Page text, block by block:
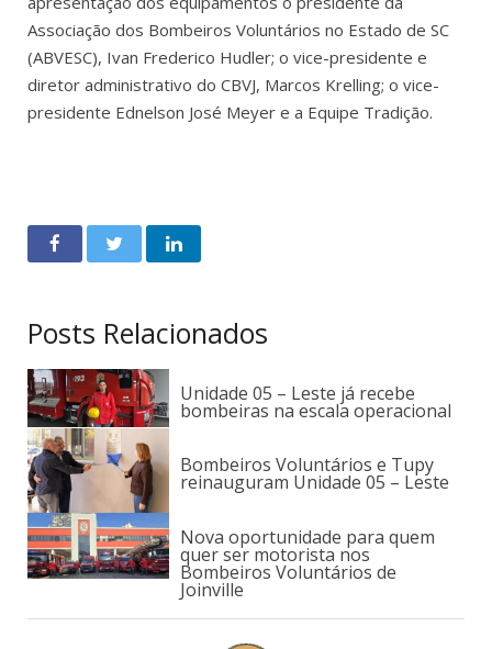
Associação dos Bombeiros Voluntários no Estado de SC
(ABVESC), Ivan Frederico Hudler; o vice-presidente e
diretor administrativo do CBVJ, Marcos Krelling; o vice-
presidente Ednelson José Meyer e a Equipe Tradição.
Posts Relacionados
Unidade 05 – Leste já recebe
bombeiras na escala operacional
Bombeiros Voluntários e Tupy
reinauguram Unidade 05 – Leste
Nova oportunidade para quem
quer ser motorista nos
Bombeiros Voluntários de
Joinville